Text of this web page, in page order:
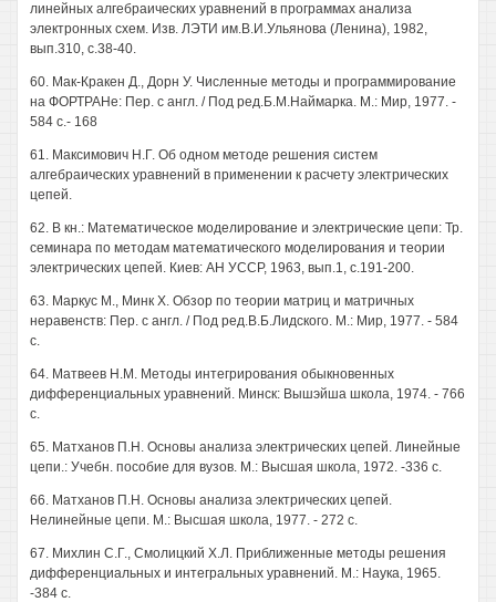
линейных алгебраических уравнений в программах анализа
электронных схем. Изв. ЛЭТИ им.В.И.Ульянова (Ленина), 1982,
вып.310, с.38-40.
60. Мак-Кракен Д., Дорн У. Численные методы и программирование
на ФОРТРАНе: Пер. с англ. / Под ред.Б.М.Наймарка. М.: Мир, 1977. -
584 с.- 168
61. Максимович Н.Г. Об одном методе решения систем
алгебраических уравнений в применении к расчету электрических
цепей.
62. В кн.: Математическое моделирование и электрические цепи: Тр.
семинара по методам математического моделирования и теории
электрических цепей. Киев: АН УССР, 1963, вып.1, с.191-200.
63. Маркус М., Минк X. Обзор по теории матриц и матричных
неравенств: Пер. с англ. / Под ред.В.Б.Лидского. М.: Мир, 1977. - 584
с.
64. Матвеев Н.М. Методы интегрирования обыкновенных
дифференциальных уравнений. Минск: Вышэйша школа, 1974. - 766
с.
65. Матханов П.Н. Основы анализа электрических цепей. Линейные
цепи.: Учебн. пособие для вузов. М.: Высшая школа, 1972. -336 с.
66. Матханов П.Н. Основы анализа электрических цепей.
Нелинейные цепи. М.: Высшая школа, 1977. - 272 с.
67. Михлин С.Г., Смолицкий Х.Л. Приближенные методы решения
дифференциальных и интегральных уравнений. М.: Наука, 1965.
-384 с.